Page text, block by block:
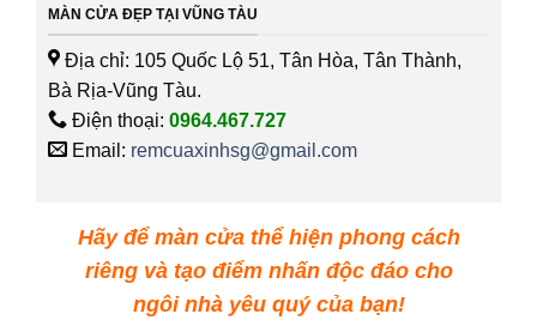
MÀN CỬA ĐẸP TẠI VŨNG TÀU
Địa chỉ: 105 Quốc Lộ 51, Tân Hòa, Tân Thành,
Bà Rịa-Vũng Tàu.
Điện thoại: 0964.467.727
Email: remcuaxinhsg@gmail.com
Hãy để màn cửa thể hiện phong cách
riêng và tạo điểm nhấn độc đáo cho
ngôi nhà yêu quý của bạn!